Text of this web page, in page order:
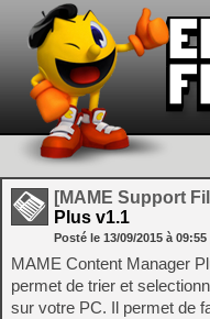
[MAME Support
Plus v1.1
Posté le 13/09/2015 à 09:55
MAME Content Manager
permet de trier et
sur votre PC. Il permet de